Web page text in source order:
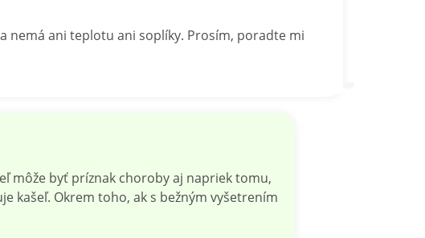
nemá ani teplotu ani soplíky. Prosím, poradte mi
môže byť príznak choroby aj napriek tomu,
kašeľ. Okrem toho, ak s bežným vyšetrením